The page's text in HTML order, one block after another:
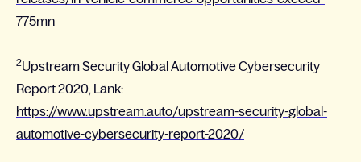
775mn
2Upstream Security Global Automotive Cybersecurity
Report 2020, Länk:
https://www.upstream.auto/upstream-security-global-
automotive-cybersecurity-report-2020/